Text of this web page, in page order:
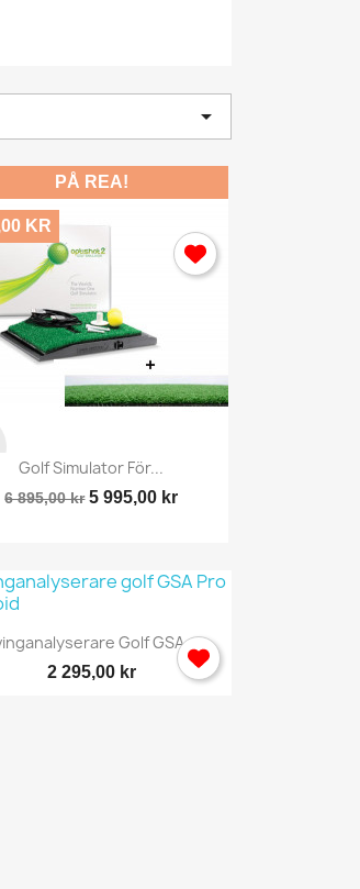

Snabbvy
Golf Simulator För...
6 895,00 kr 5 995,00 kr
PÅ REA!
KR
SnabbvyGolf GSA...
2 295,00 kr